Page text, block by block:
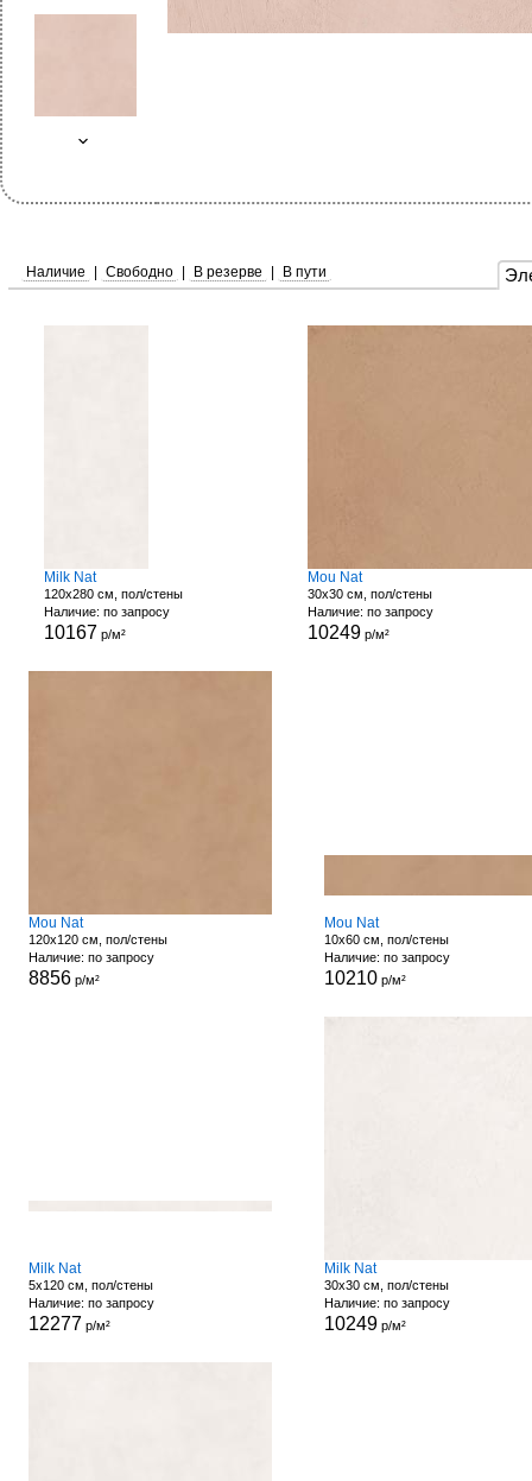
Наличие Свободно В резерве В пути
Milk Nat
120x280 см, пол/стены
Наличие: по запросу
10167 р/м²
Mou Nat
30x30 см, пол/стены
Наличие: по запросу
10249 р/м²
Mou Nat
120x120 см, пол/стены
Наличие: по запросу
8856р/м²
Mou Nat
10x60 см, пол/стены
Наличие: по запросу
10210р/м²
Milk Nat
5x120 см, пол/стены
Наличие: по запросу
12277 р/м²
Milk Nat
30x30 см, пол/стены
Наличие: по запросу
10249р/м²